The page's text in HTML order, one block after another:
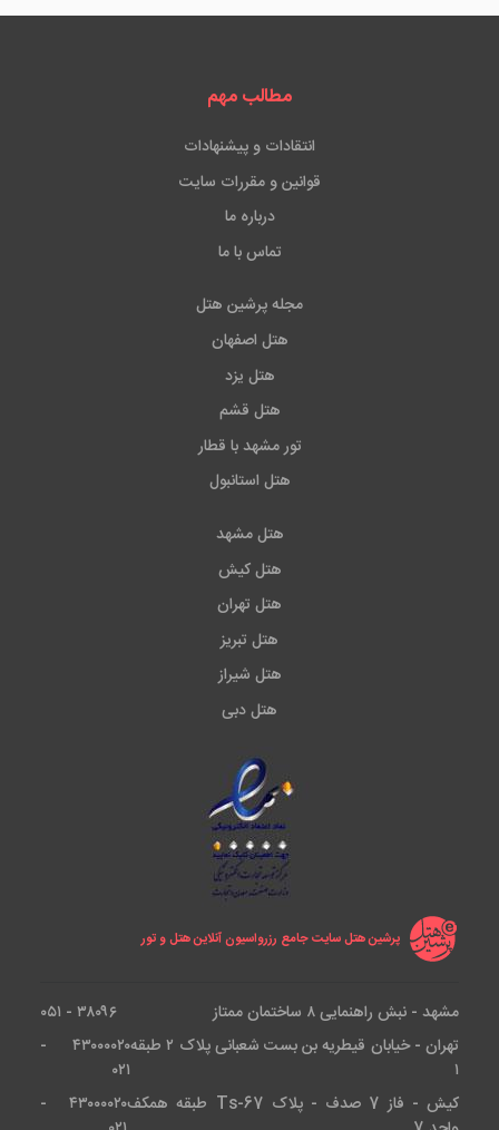
مطالب مهم
انتقادات و پیشنهادات
قوانین و مقررات سایت
درباره ما
تماس با ما
مجله پرشین هتل
هتل اصفهان
هتل یزد
هتل قشم
تور مشهد با قطار
هتل استانبول
هتل مشهد
هتل کیش
هتل تهران
هتل تبریز
هتل شیراز
هتل دبی
پرشین هتل سایت جامع رزرواسیون آنلاین هتل و تور
مشهد - نبش راهنمایی ۸ ساختمان ممتاز
۳۸۰۹۶ - ۰۵۱
تهران - خیابان قیطریه بن بست شعبانی پلاک ۲ طبقه
۱
۴۳۰۰۰۰۲۰ -
۰۲۱
کیش - فاز 7 صدف - پلاک Ts-67 طبقه همکف
۴۳۰۰۰۰۲۰ -